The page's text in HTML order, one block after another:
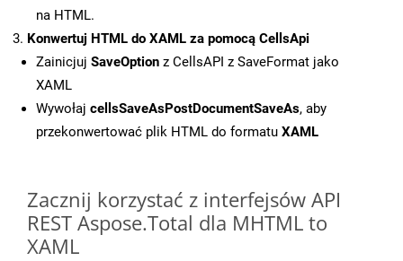
na HTML.
Konwertuj HTML do XAML za pomocą CellsApi
Zainicjuj SaveOption z CellsAPI z SaveFormat jako
XAML
Wywołaj cellsSaveAsPostDocumentSaveAs, aby
przekonwertować plik HTML do formatu XAML
Zacznij korzystać z interfejsów API
REST Aspose.Total dla MHTML to
XAML